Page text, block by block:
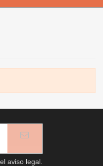
aviso legal.